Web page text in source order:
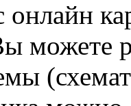
онлайн
можете